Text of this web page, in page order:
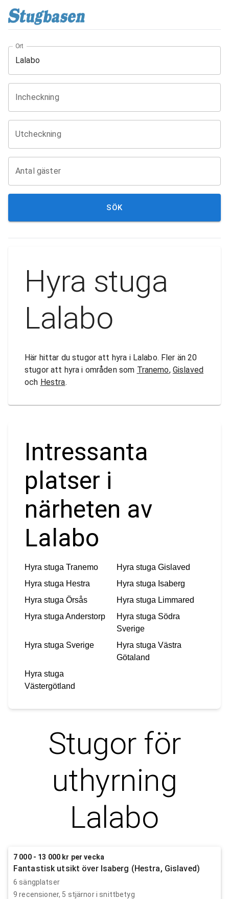
Ort
Incheckning
Utcheckning
Antal gäster
SÖK
Hyra stuga
Lalabo
Här hittar du stugor att hyra i Lalabo. Fler än 20
stugor att hyra i områden som Tranemo, Gislaved
och Hestra.
Intressanta
platser i
närheten av
Lalabo
Hyra stuga Tranemo Hyra stuga Gislaved
Hyra stuga Hestra Hyra stuga Isaberg
Hyra stuga Örsås Hyra stuga Limmared
Hyra stuga Anderstorp Hyra stuga Södra
Sverige
Hyra stuga Sverige Hyra stuga Västra
Götaland
Hyra stuga
Västergötland
Stugor för
uthyrning
Lalabo
7 000 - 13 000 kr per vecka
Fantastisk utsikt över Isaberg (Hestra, Gislaved)
6 sängplatser
9 recensioner, 5 stjärnor i snittbetyg